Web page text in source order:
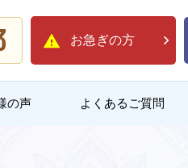
お急ぎの方
の声 よくあるご質問